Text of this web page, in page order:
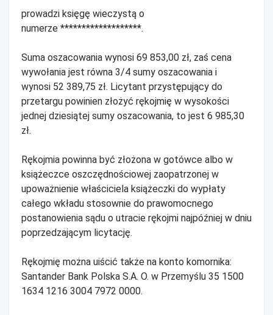
prowadzi księgę wieczystą o
numerze *******************.
Suma oszacowania wynosi 69 853,00 zł, zaś cena
wywołania jest równa 3/4 sumy oszacowania i
wynosi 52 389,75 zł. Licytant przystępujący do
przetargu powinien złożyć rękojmię w wysokości
jednej dziesiątej sumy oszacowania, to jest 6 985,30
zł.
Rękojmia powinna być złożona w gotówce albo w
książeczce oszczędnościowej zaopatrzonej w
upoważnienie właściciela książeczki do wypłaty
całego wkładu stosownie do prawomocnego
postanowienia sądu o utracie rękojmi najpóźniej w dniu
poprzedzającym licytację.
Rękojmię można uiścić także na konto komornika:
Santander Bank Polska S.A. O. w Przemyślu 35 1500
1634 1216 3004 7972 0000.